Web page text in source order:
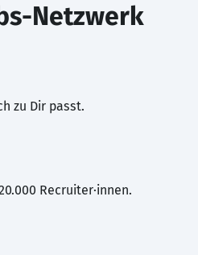
Netzwerk
zu Dir passt.
Recruiter·innen.